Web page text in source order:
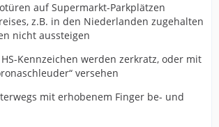
auf Supermarkt-Parkplätzen
z.B. in den Niederlanden zugehalten
nicht aussteigen
Kennzeichen werden zerkratz, oder mit
versehen
mit erhobenem Finger be- und